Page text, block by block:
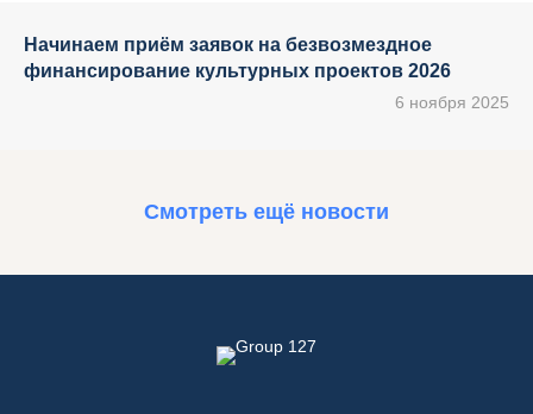
Начинаем приём заявок на безвозмездное
финансирование культурных проектов 2026
6 ноября 2025
Смотреть ещё новости